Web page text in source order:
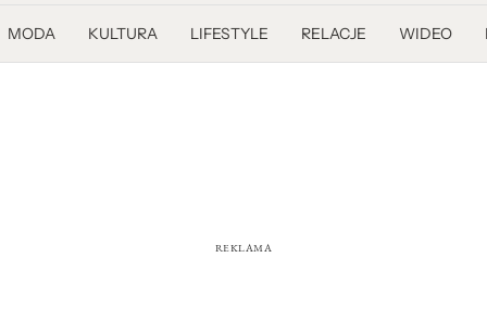
MODA KULTURA LIFESTYLE RELACJE WIDEO